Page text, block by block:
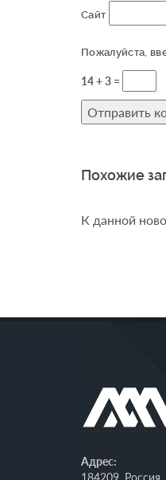
Сайт
Пожалуйста,
14 + 3 =
Похожие
К данной
Адрес:
184209,